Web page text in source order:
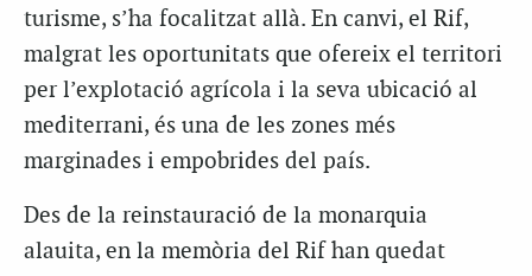
turisme, s’ha focalitzat allà. En canvi, el Rif,
malgrat les oportunitats que ofereix el territori
per l’explotació agrícola i la seva ubicació al
mediterrani, és una de les zones més
marginades i empobrides del país.
Des de la reinstauració de la monarquia
alauita, en la memòria del Rif han quedat